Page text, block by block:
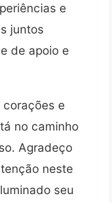
e
juntos
de apoio e
e
no caminho
Agradeço
neste
seu